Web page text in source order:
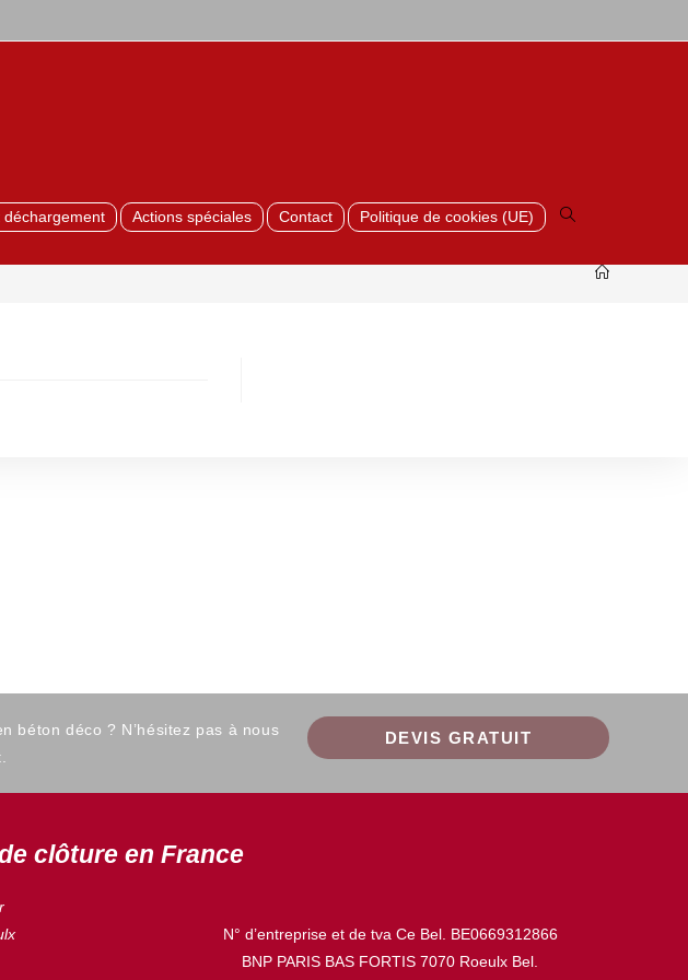
déchargement Actions spéciales Contact Politique de cookies (UE)
Toggle
website
search
béton déco ? N’hésitez pas à nous
DEVIS GRATUIT
clôture en France
N° d’entreprise et de tva Ce Bel. BE0669312866
BNP PARIS BAS FORTIS 7070 Roeulx Bel.